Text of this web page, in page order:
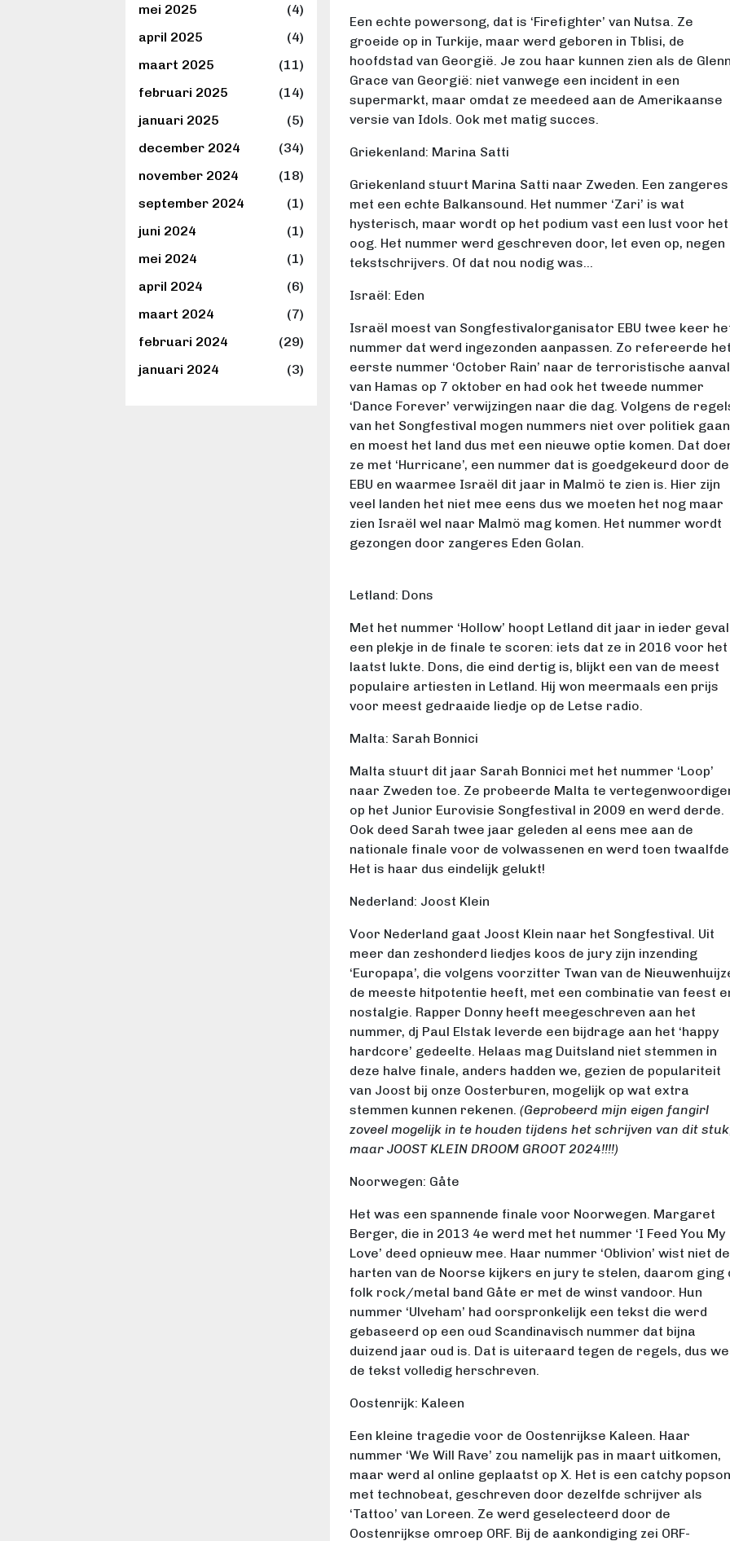
mei 2025
(4)
april 2025
(4)
maart 2025
(11)
februari 2025
(14)
januari 2025
(5)
december 2024
(34)
november 2024
(18)
september 2024
(1)
juni 2024
(1)
mei 2024
(1)
april 2024
(6)
maart 2024
(7)
februari 2024
(29)
januari 2024
(3)
Een echte powersong, dat is ‘Firefighter’ van Nutsa. Ze
groeide op in Turkije, maar werd geboren in Tblisi, de
hoofdstad van Georgië. Je zou haar kunnen zien als de
Grace van Georgië: niet vanwege een incident in een
supermarkt, maar omdat ze meedeed aan de Amerikaanse
versie van Idols. Ook met matig succes.
Griekenland: Marina Satti
Griekenland stuurt Marina Satti naar Zweden. Een zangeres
met een echte Balkansound. Het nummer ‘Zari’ is wat
hysterisch, maar wordt op het podium vast een lust voor het
oog. Het nummer werd geschreven door, let even op, negen
tekstschrijvers. Of dat nou nodig was…
Israël: Eden
Israël moest van Songfestivalorganisator EBU twee keer
nummer dat werd ingezonden aanpassen. Zo refereerde
eerste nummer ‘October Rain’ naar de terroristische aanval
van Hamas op 7 oktober en had ook het tweede nummer
‘Dance Forever’ verwijzingen naar die dag. Volgens de
van het Songfestival mogen nummers niet over politiek gaan
en moest het land dus met een nieuwe optie komen. Dat
ze met ‘Hurricane’, een nummer dat is goedgekeurd door de
EBU en waarmee Israël dit jaar in Malmö te zien is. Hier zijn
veel landen het niet mee eens dus we moeten het nog maar
zien Israël wel naar Malmö mag komen. Het nummer wordt
gezongen door zangeres Eden Golan.
Letland: Dons
Met het nummer ‘Hollow’ hoopt Letland dit jaar in ieder geval
een plekje in de finale te scoren: iets dat ze in 2016 voor het
laatst lukte. Dons, die eind dertig is, blijkt een van de meest
populaire artiesten in Letland. Hij won meermaals een prijs
voor meest gedraaide liedje op de Letse radio.
Malta: Sarah Bonnici
Malta stuurt dit jaar Sarah Bonnici met het nummer ‘Loop’
naar Zweden toe. Ze probeerde Malta te
op het Junior Eurovisie Songfestival in 2009 en werd derde.
Ook deed Sarah twee jaar geleden al eens mee aan de
nationale finale voor de volwassenen en werd toen
Het is haar dus eindelijk gelukt!
Nederland: Joost Klein
Voor Nederland gaat Joost Klein naar het Songfestival. Uit
meer dan zeshonderd liedjes koos de jury zijn inzending
‘Europapa’, die volgens voorzitter Twan van de
de meeste hitpotentie heeft, met een combinatie van feest
nostalgie. Rapper Donny heeft meegeschreven aan het
nummer, dj Paul Elstak leverde een bijdrage aan het ‘happy
hardcore’ gedeelte. Helaas mag Duitsland niet stemmen in
deze halve finale, anders hadden we, gezien de populariteit
van Joost bij onze Oosterburen, mogelijk op wat extra
stemmen kunnen rekenen. (Geprobeerd mijn eigen fangirl
zoveel mogelijk in te houden tijdens het schrijven van dit
maar JOOST KLEIN DROOM GROOT 2024!!!!)
Noorwegen: Gåte
Het was een spannende finale voor Noorwegen. Margaret
Berger, die in 2013 4e werd met het nummer ‘I Feed You My
Love’ deed opnieuw mee. Haar nummer ‘Oblivion’ wist niet de
harten van de Noorse kijkers en jury te stelen, daarom ging
folk rock/metal band Gåte er met de winst vandoor. Hun
nummer ‘Ulveham’ had oorspronkelijk een tekst die werd
gebaseerd op een oud Scandinavisch nummer dat bijna
duizend jaar oud is. Dat is uiteraard tegen de regels, dus
de tekst volledig herschreven.
Oostenrijk: Kaleen
Een kleine tragedie voor de Oostenrijkse Kaleen. Haar
nummer ‘We Will Rave’ zou namelijk pas in maart uitkomen,
maar werd al online geplaatst op X. Het is een catchy
met technobeat, geschreven door dezelfde schrijver als
‘Tattoo’ van Loreen. Ze werd geselecteerd door de
Oostenrijkse omroep ORF. Bij de aankondiging zei ORF-